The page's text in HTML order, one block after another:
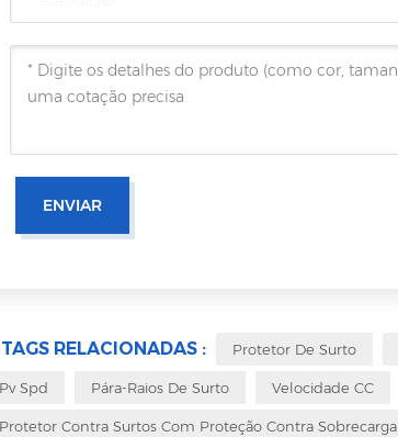
TAGS RELACIONADAS : Protetor De Surto
Pv Spd Pára-Raios De Surto Velocidade CC
Protetor Contra Surtos Com Proteção Contra Sobrecarga